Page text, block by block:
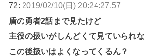
72: 2019/02/10(日) 20:24:27.57
盾の勇者2話まで見たけど
主役の扱いがしんどくて見ていられ
この後扱いはよくなってくるん？